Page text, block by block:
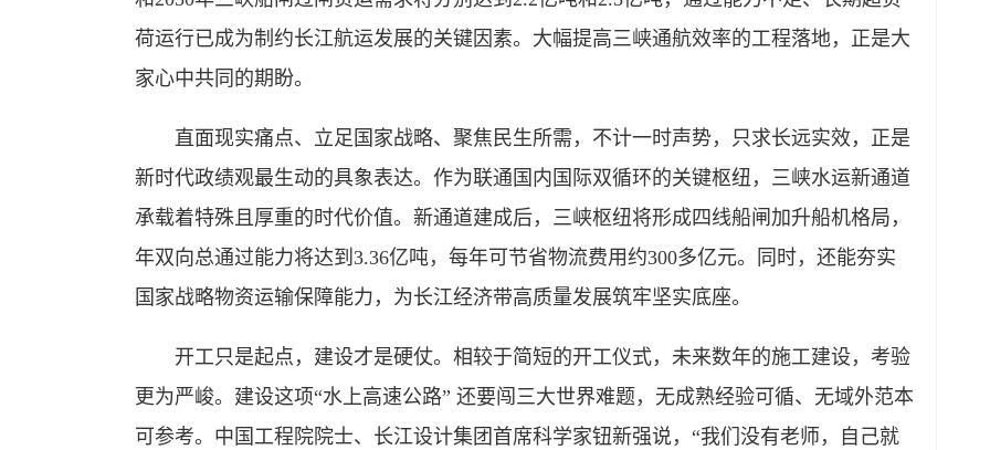
荷运行已成为制约长江航运发展的关键因素。大幅提高三峡通航效率的工程落地，正是大
家心中共同的期盼。
直面现实痛点、立足国家战略、聚焦民生所需，不计一时声势，只求长远实效，正是
新时代政绩观最生动的具象表达。作为联通国内国际双循环的关键枢纽，三峡水运新通道
承载着特殊且厚重的时代价值。新通道建成后，三峡枢纽将形成四线船闸加升船机格局，
年双向总通过能力将达到3.36亿吨，每年可节省物流费用约300多亿元。同时，还能夯实
国家战略物资运输保障能力，为长江经济带高质量发展筑牢坚实底座。
开工只是起点，建设才是硬仗。相较于简短的开工仪式，未来数年的施工建设，考验
更为严峻。建设这项“水上高速公路” 还要闯三大世界难题，无成熟经验可循、无域外范本
可参考。中国工程院院士、长江设计集团首席科学家钮新强说，“我们没有老师，自己就